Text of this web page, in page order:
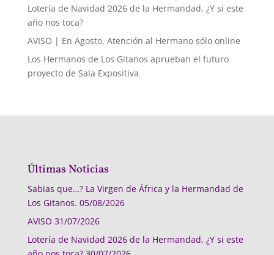
Lotería de Navidad 2026 de la Hermandad, ¿Y si este
año nos toca?
AVISO | En Agosto, Atención al Hermano sólo online
Los Hermanos de Los Gitanos aprueban el futuro
proyecto de Sala Expositiva
Últimas Noticias
Sabias que…? La Virgen de África y la Hermandad de
Los Gitanos. 05/08/2026
AVISO 31/07/2026
Lotería de Navidad 2026 de la Hermandad, ¿Y si este